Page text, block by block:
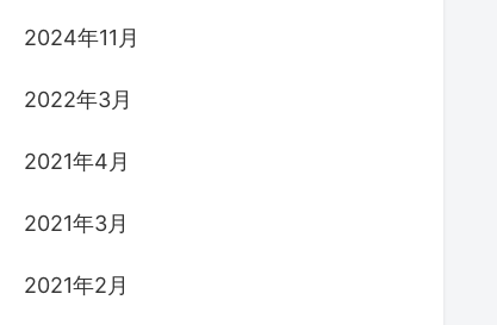
2024年11月
2022年3月
2021年4月
2021年3月
2021年2月